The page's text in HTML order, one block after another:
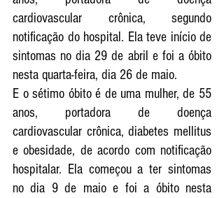
cardiovascular crônica, segundo
notificação do hospital. Ela teve início de
sintomas no dia 29 de abril e foi a óbito
nesta quarta-feira, dia 26 de maio.
E o sétimo óbito é de uma mulher, de 55
anos, portadora de doença
cardiovascular crônica, diabetes mellitus
e obesidade, de acordo com notificação
hospitalar. Ela começou a ter sintomas
no dia 9 de maio e foi a óbito nesta